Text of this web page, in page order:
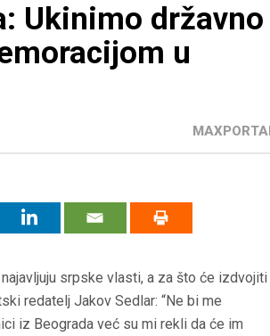
Ukinimo državno
u
srpske vlasti, a za što će izdvojiti
redatelj Jakov Sedlar: “Ne bi me
iz Beograda već su mi rekli da će im